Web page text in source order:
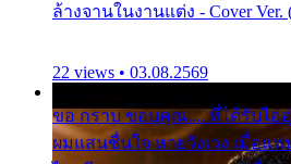
ล้างจานในงานแต่ง - Cover
22 views • 03.08.2569
ขอ กราบ ขอบคุณ.... ที่ได้รับไอ
ผมแสนชื่นใจ หายวังเวง เมื่อแฟ